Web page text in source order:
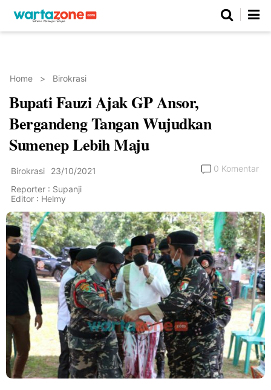
Netizen
Beranda
About Us
Contact Us
Hak Jawab
Kode Etik
Pedoman Media Siber
Redaksi
©
Copyright
2026
Balqis
Cyber
Media
Sejahtera
Home > Birokrasi
Bupati Fauzi Ajak GP Ansor,
Bergandeng Tangan Wujudkan
Sumenep Lebih Maju
Birokrasi 23/10/2021
0 Komentar
Reporter : Supanji
Editor : Helmy